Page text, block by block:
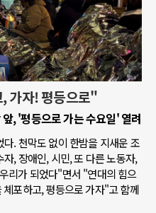
가자! 평등으로"
, '평등으로 가는 수요일' 열려
. 천막도 없이 한밤을 지새운 조
, 장애인, 시민, 또 다른 노동자,
리가 되었다"면서 "연대의 힘으
포하고, 평등으로 가자"고 함께